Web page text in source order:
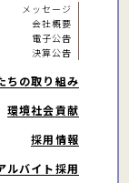
メッセージ
会社概要
電子公告
決算公告
ちの取り組み
環境社会貢献
採用情報
ルバイト採用